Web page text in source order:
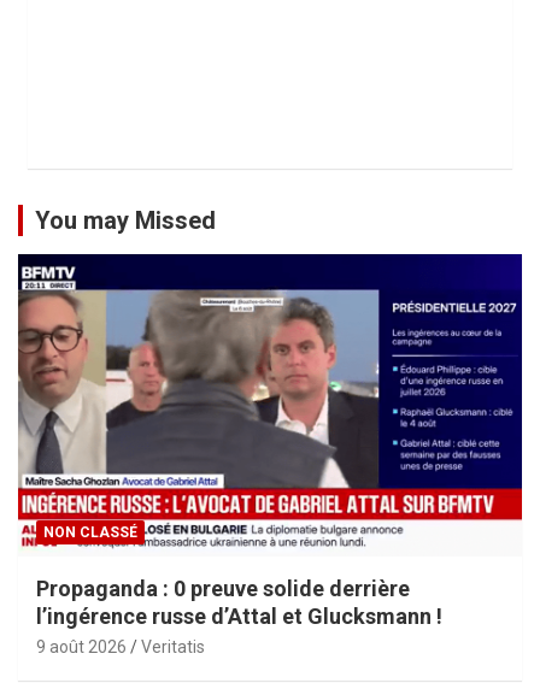
You may Missed
NON CLASSÉ
Propaganda : 0 preuve solide derrière
l’ingérence russe d’Attal et Glucksmann !
9 août 2026 Veritatis